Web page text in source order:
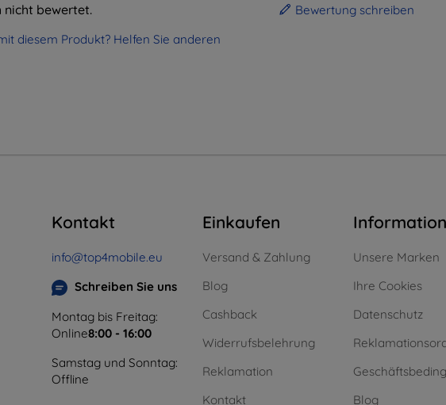
nicht bewertet.
diesem Produkt? Helfen Sie anderen
Bewertung schreiben
Kontakt
info@top4mobile.eu
Schreiben Sie uns
Montag bis Freitag:
Online8:00 - 16:00
Samstag und Sonntag:
Offline
Einkaufen
Versand & Zahlung
Blog
Cashback
Widerrufsbelehrung
Reklamation
Kontakt
Information
Unsere Marken
Ihre Cookies
Datenschutz
Blog